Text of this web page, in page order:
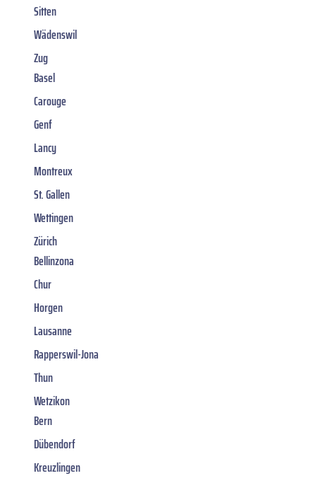
Sitten
Wädenswil
Zug
Basel
Carouge
Genf
Lancy
Montreux
St. Gallen
Wettingen
Zürich
Bellinzona
Chur
Horgen
Lausanne
Rapperswil-Jona
Thun
Wetzikon
Bern
Dübendorf
Kreuzlingen